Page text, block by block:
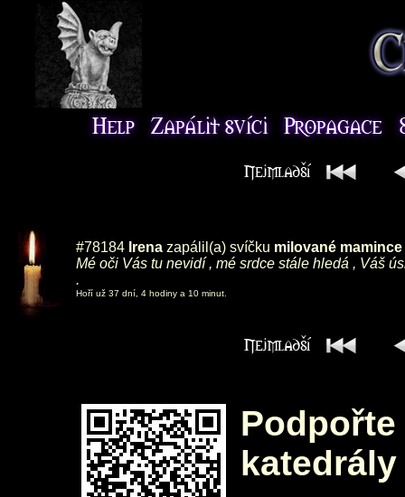
#78184 Irena zapálil(a) svíčku milované
Mé oči Vás tu nevidí , mé srdce stále hledá , Váš
.
Hoří už 37 dní, 4 hodiny a 10 minut.
katedrály